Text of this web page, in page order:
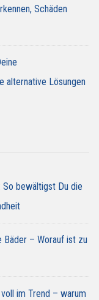
Schäden
alternative Lösungen
So bewältigst Du die
– Worauf ist zu
im Trend – warum